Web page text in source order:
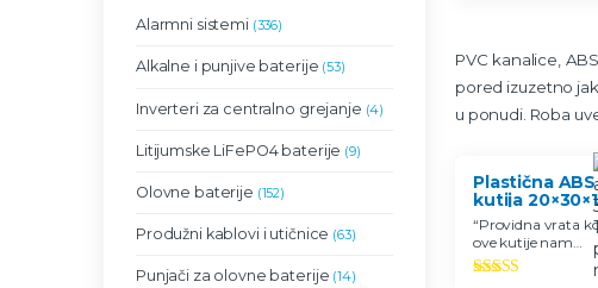
Alarmni sistemi (336)
Alkalne i punjive baterije (53)
Inverteri za centralno grejanje (4)
Litijumske LiFePO4 baterije (9)
Olovne baterije (152)
Produžni kablovi i utičnice (63)
Punjači za olovne baterije (14)
PVC kanalice,
pored izuzetno
u ponudi. Roba
Plastična ABS
kutija
IP 65
“Providna vrata
ove kutije nam
omogućavaju da
smestimo